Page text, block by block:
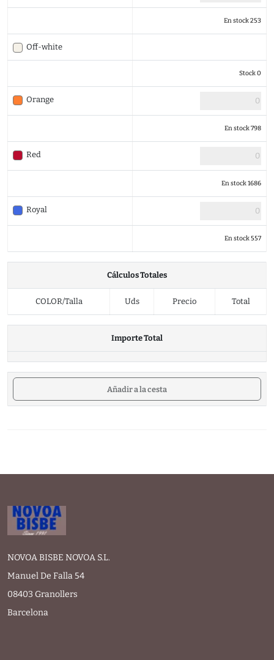
En stock 253
Off-white
Stock 0
Orange
En stock 798
Red
En stock 1686
Royal
En stock 557
Cálculos Totales
COLOR/Talla Uds Precio Total
Importe Total
Añadir a la cesta
NOVOA BISBE NOVOA S.L.
Manuel De Falla 54
08403 Granollers
Barcelona